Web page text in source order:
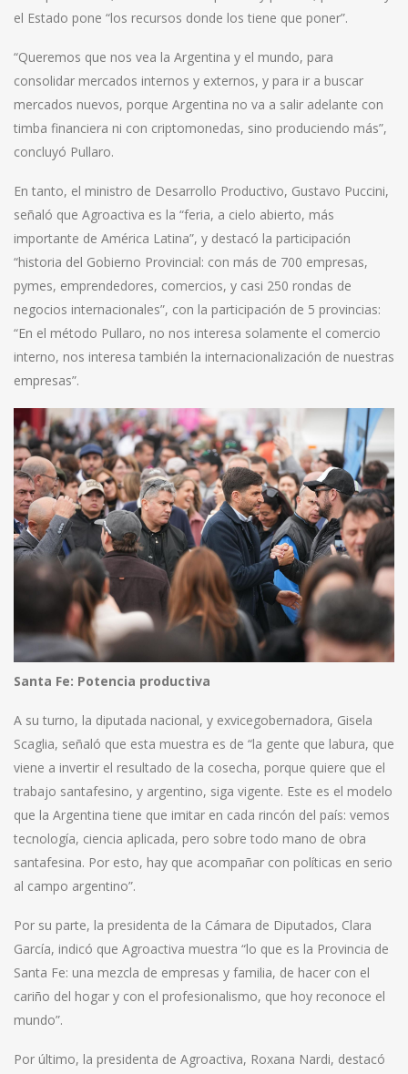
el Estado pone “los recursos donde los tiene que poner”.
“Queremos que nos vea la Argentina y el mundo, para
consolidar mercados internos y externos, y para ir a buscar
mercados nuevos, porque Argentina no va a salir adelante con
timba financiera ni con criptomonedas, sino produciendo más”,
concluyó Pullaro.
En tanto, el ministro de Desarrollo Productivo, Gustavo Puccini,
señaló que Agroactiva es la “feria, a cielo abierto, más
importante de América Latina”, y destacó la participación
“historia del Gobierno Provincial: con más de 700 empresas,
pymes, emprendedores, comercios, y casi 250 rondas de
negocios internacionales”, con la participación de 5 provincias:
“En el método Pullaro, no nos interesa solamente el comercio
interno, nos interesa también la internacionalización de nuestras
empresas”.
Santa Fe: Potencia productiva
A su turno, la diputada nacional, y exvicegobernadora, Gisela
Scaglia, señaló que esta muestra es de “la gente que labura, que
viene a invertir el resultado de la cosecha, porque quiere que el
trabajo santafesino, y argentino, siga vigente. Este es el modelo
que la Argentina tiene que imitar en cada rincón del país: vemos
tecnología, ciencia aplicada, pero sobre todo mano de obra
santafesina. Por esto, hay que acompañar con políticas en serio
al campo argentino”.
Por su parte, la presidenta de la Cámara de Diputados, Clara
García, indicó que Agroactiva muestra “lo que es la Provincia de
Santa Fe: una mezcla de empresas y familia, de hacer con el
cariño del hogar y con el profesionalismo, que hoy reconoce el
mundo”.
Por último, la presidenta de Agroactiva, Roxana Nardi, destacó